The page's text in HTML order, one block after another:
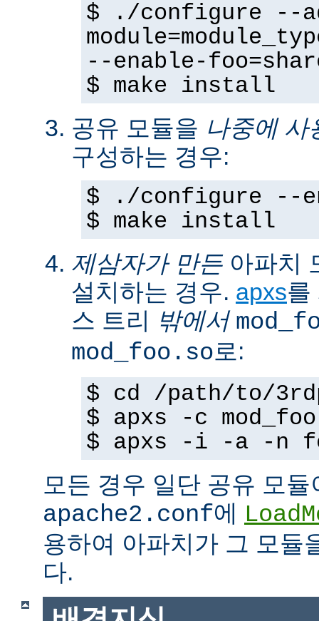
$ ./configure --
--enable-
$ make install
공유 모듈을 나중에 사
구성하는 경우:
$ ./configure --
$ make install
제삼자가 만든아파치
설치하는 경우. apxs를
스 트리 밖에서
mod_foo.so로:
$ cd /path/to/
$ apxs -c
$ apxs -i -a -n
모든 경우 일단 공유 모
apache2.conf에
용하여 아파치가 그 모듈
다.